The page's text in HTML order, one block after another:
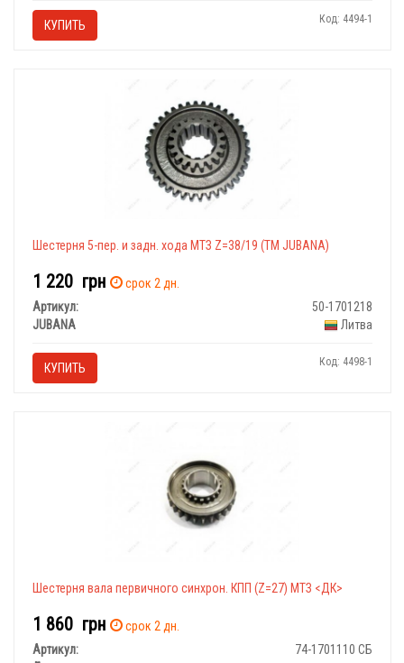
КУПИТЬ Код: 4494-1
Шестерня 5-пер. и задн. хода МТЗ Z=38/19 (ТМ JUBANA)
1 220 грн
срок 2 дн.
Артикул:
50-1701218
JUBANA
Литва
КУПИТЬ Код: 4498-1
Шестерня вала первичного синхрон. КПП (Z=27) МТЗ <ДК>
1 860 грн
срок 2 дн.
Артикул:
74-1701110 СБ